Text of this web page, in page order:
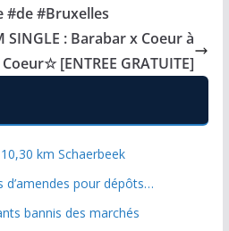
#de #Bruxelles
SINGLE : Barabar x Coeur à
Coeur☆ [ENTREE GRATUITE]
km Schaerbeek
d’amendes pour dépôts…
bannis des marchés